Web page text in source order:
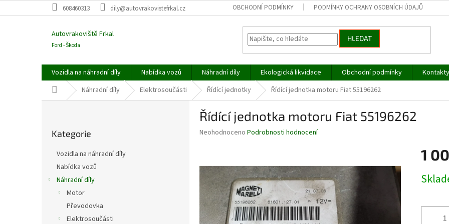
na
608460313 dily@autovrakovistefrkal.cz OBCHODNÍ PODMÍNKY PODMÍNKY OCHRANY OSOBNÍCH ÚDAJŮ
Autovrakoviště Frkal
Ford - Škoda
HLEDAT
Vozidla na náhradní díly Nabídka vozů Náhradní díly Ekologická likvidace Obchodní podmínky
Kontakty
Domů Náhradní díly Elektrosoučásti Řídící jednotky Řídící jednotka motoru Fiat 55196262
kategorie
Kategorie
Vozidla na náhradní díly
Nabídka vozů
Náhradní díly
Motor
Převodovka
Elektrosoučásti
Řídící jednotka motoru Fiat 55196262
Průměrné
hvězdiček.
Neohodnoceno Podrobnosti hodnocení
1
cena: